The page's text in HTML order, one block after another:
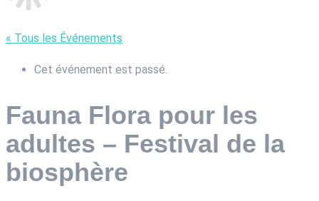
« Tous les Événements
Cet événement est passé.
Fauna Flora pour les
adultes – Festival de la
biosphère